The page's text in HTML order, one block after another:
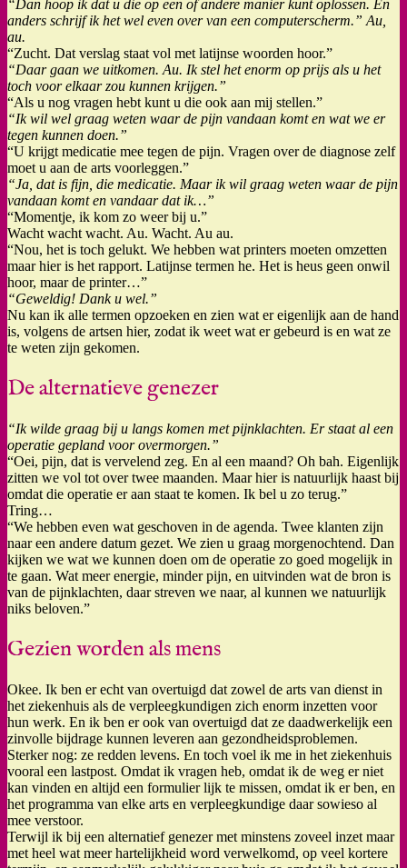
“Dan hoop ik dat u die op een of andere manier kunt oplossen. En
anders schrijf ik het wel even over van een computerscherm.” Au,
au.
“Zucht. Dat verslag staat vol met latijnse woorden hoor.”
“Daar gaan we uitkomen. Au. Ik stel het enorm op prijs als u het
toch voor elkaar zou kunnen krijgen.”
“Als u nog vragen hebt kunt u die ook aan mij stellen.”
“Ik wil wel graag weten waar de pijn vandaan komt en wat we er
tegen kunnen doen.”
“U krijgt medicatie mee tegen de pijn. Vragen over de diagnose zelf
moet u aan de arts voorleggen.”
“Ja, dat is fijn, die medicatie. Maar ik wil graag weten waar de pijn
vandaan komt en vandaar dat ik…”
“Momentje, ik kom zo weer bij u.”
Wacht wacht wacht. Au. Wacht. Au au.
“Nou, het is toch gelukt. We hebben wat printers moeten omzetten
maar hier is het rapport. Latijnse termen he. Het is heus geen onwil
hoor, maar de printer…”
“Geweldig! Dank u wel.”
Nu kan ik alle termen opzoeken en zien wat er eigenlijk aan de hand
is, volgens de artsen hier, zodat ik weet wat er gebeurd is en wat ze
te weten zijn gekomen.
De alternatieve genezer
“Ik wilde graag bij u langs komen met pijnklachten. Er staat al een
operatie gepland voor overmorgen.”
“Oei, pijn, dat is vervelend zeg. En al een maand? Oh bah. Eigenlijk
zitten we vol tot over twee maanden. Maar hier is natuurlijk haast bij
omdat die operatie er aan staat te komen. Ik bel u zo terug.”
Tring…
“We hebben even wat geschoven in de agenda. Twee klanten zijn
naar een andere datum gezet. We zien u graag morgenochtend. Dan
kijken we wat we kunnen doen om de operatie zo goed mogelijk in
te gaan. Wat meer energie, minder pijn, en uitvinden wat de bron is
van de pijnklachten, daar streven we naar, al kunnen we natuurlijk
niks beloven.”
Gezien worden als mens
Okee. Ik ben er echt van overtuigd dat zowel de arts van dienst in
het ziekenhuis als de verpleegkundigen zich enorm inzetten voor
hun werk. En ik ben er ook van overtuigd dat ze daadwerkelijk een
zinvolle bijdrage kunnen leveren aan gezondheidsproblemen.
Sterker nog: ze redden levens. En toch voel ik me in het ziekenhuis
vooral een lastpost. Omdat ik vragen heb, omdat ik de weg er niet
kan vinden en altijd een formulier lijk te missen, omdat ik er ben, en
het programma van elke arts en verpleegkundige daar sowieso al
mee verstoor.
Terwijl ik bij een alternatief genezer met minstens zoveel inzet maar
met heel wat meer hartelijkheid word verwelkomd, op veel kortere